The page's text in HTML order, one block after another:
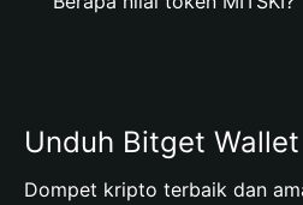
Unduh Bitget
Dompet kripto terbaik dan